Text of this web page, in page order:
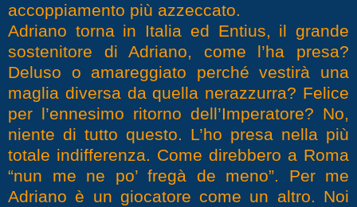
accoppiamento più azzeccato.
Adriano torna in Italia ed Entius, il grande
sostenitore di Adriano, come l’ha presa?
Deluso o amareggiato perché vestirà una
maglia diversa da quella nerazzurra? Felice
per l’ennesimo ritorno dell’Imperatore? No,
niente di tutto questo. L’ho presa nella più
totale indifferenza. Come direbbero a Roma
“nun me ne po’ fregà de meno”. Per me
Adriano è un giocatore come un altro. Noi